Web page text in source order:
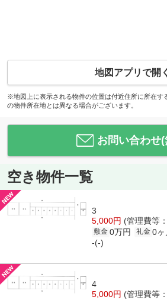
地図アプリで開く
※地図上に表示される物件の位置は付近住所に所在す
の物件所在地とは異なる場合がございます。
お問い合わせ(
空き物件一覧
3
5,000円 (管理費等
敷金 0万円 礼金 0ヶ
-(-)
4
5,000円 (管理費等